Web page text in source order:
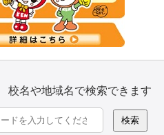
校名や地域名で検索できます